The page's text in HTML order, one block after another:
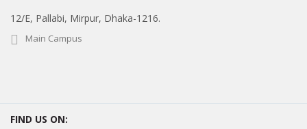
12/E, Pallabi, Mirpur, Dhaka-1216.
Main Campus
FIND US ON: